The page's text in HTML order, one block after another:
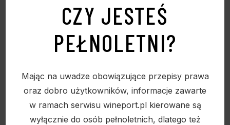
CZY JESTEŚ
PEŁNOLETNI?
Mając na uwadze obowiązujące przepisy prawa
oraz dobro użytkowników, informacje zawarte
w ramach serwisu wineport.pl kierowane są
wyłącznie do osób pełnoletnich, dlatego też